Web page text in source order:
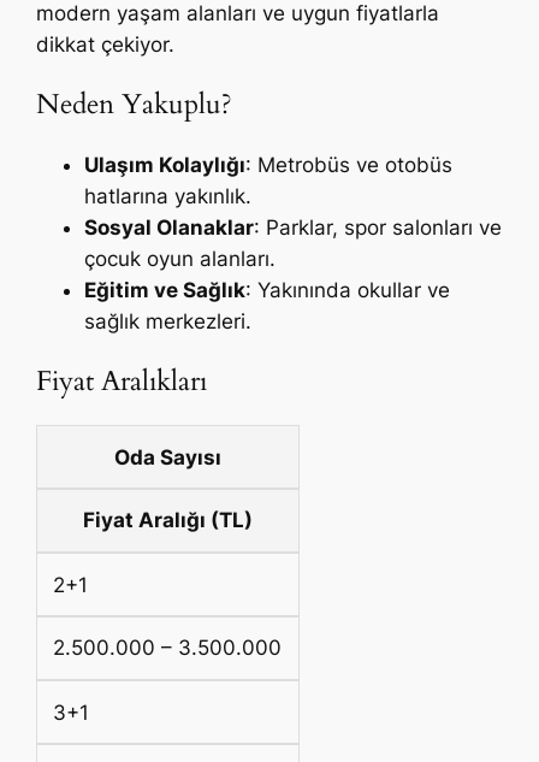
modern yaşam alanları ve uygun fiyatlarla
dikkat çekiyor.
Neden Yakuplu?
Ulaşım Kolaylığı: Metrobüs ve otobüs
hatlarına yakınlık.
Sosyal Olanaklar: Parklar, spor salonları ve
çocuk oyun alanları.
Eğitim ve Sağlık: Yakınında okullar ve
sağlık merkezleri.
Fiyat Aralıkları
Oda Sayısı
Fiyat Aralığı (TL)
2+1
2.500.000 – 3.500.000
3+1